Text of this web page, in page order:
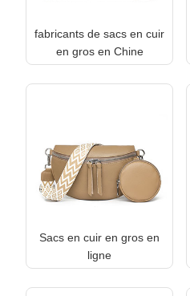
fabricants de sacs en cuir
en gros en Chine
Sacs en cuir en gros en
ligne